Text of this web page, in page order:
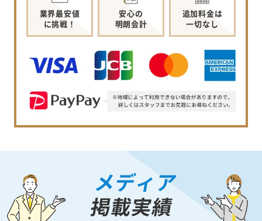
業界最安値
に挑戦！
安心の
明朗会計
追加料金は
一切なし
メディア
掲載実績